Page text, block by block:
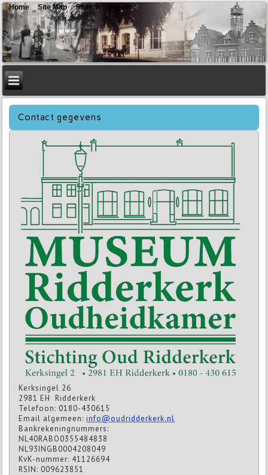
Contact gegevens
Kerksingel 26
2981 EH Ridderkerk
Telefoon: 0180-430615
Email algemeen:info@oudridderkerk.nl
Bankrekeningnummers:
NL40RABO0355484838
NL93INGB0004208049
KvK-nummer: 41126694
RSIN: 009623851
Home Site Map Search Sign In